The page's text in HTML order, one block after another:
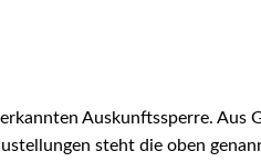
Auskunftssperre. Aus
steht die oben